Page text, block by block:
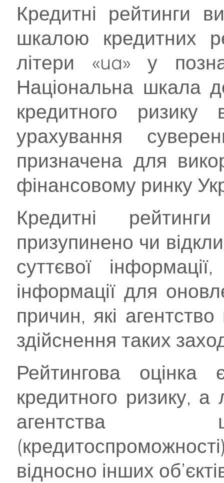
Кредитні рейтинги
шкалою кредитних
літери «ua» у
Національна шкала
кредитного ризику
урахування
призначена для
фінансовому ринку
Кредитні
призупинено чи
суттєвої
інформації для
причин, які
здійснення таких
Рейтингова
кредитного ризику,
агентства
відносно інших